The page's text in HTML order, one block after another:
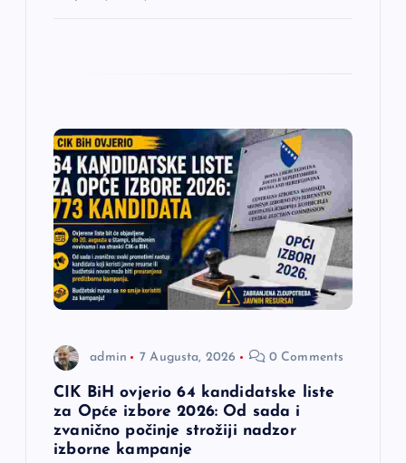
admin 7 Augusta, 2026 0 Comments
CIK BiH ovjerio 64 kandidatske liste
za Opće izbore 2026: Od sada i
zvanično počinje strožiji nadzor
izborne kampanje